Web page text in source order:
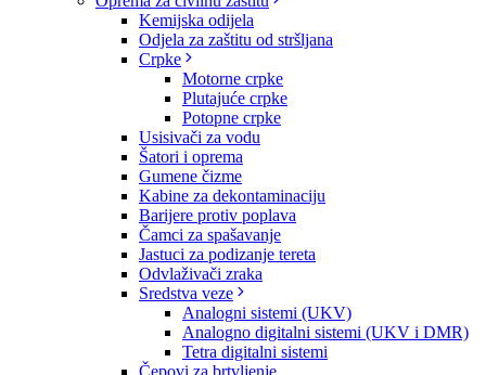
Kemijska odijela
Odjela za zaštitu od stršljana
Crpke
Motorne crpke
Plutajuće crpke
Potopne crpke
Usisivači za vodu
Šatori i oprema
Gumene čizme
Kabine za dekontaminaciju
Barijere protiv poplava
Čamci za spašavanje
Jastuci za podizanje tereta
Odvlaživači zraka
Sredstva veze
Analogni sistemi (UKV)
Analogno digitalni sistemi (UKV i DMR)
Tetra digitalni sistemi
Čepovi za brtvljenje